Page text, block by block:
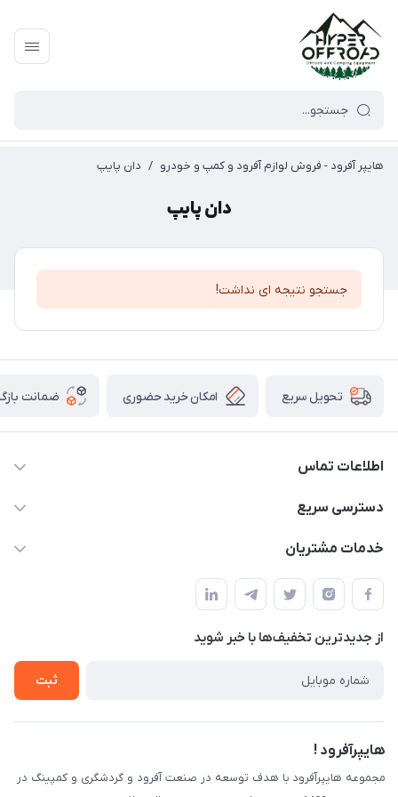
هایپر آفرود - فروش لوازم آفرود و کمپ و خودرو / دان پایپ
دان پایپ
جستجو نتیجه ای نداشت!
تحویل سریع امکان خرید حضوری ضمانت
اطلاعات تماس
09120582600
دسترسی سریع
حساب کاربری
لیست محصولات
درباره ما
خدمات مشتریان
قوانین و مقررات
حریم خصوصی
راهنما
از جدید‌ترین تخفیف‌ها با‌ خبر شوید
ثبت
هایپرآفرود !
مجموعه هایپرآفرود با هدف توسعه در صنعت آفرود و گردشگری و کمپینگ در